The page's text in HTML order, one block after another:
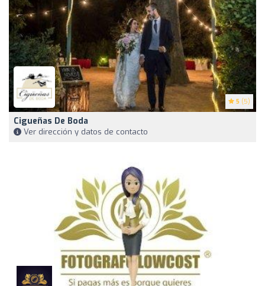
5 (5)
Cigueñas De Boda
Ver dirección y datos de contacto